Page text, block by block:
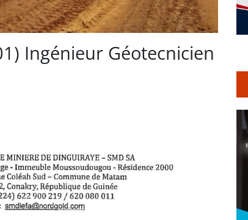
Ingénieur Géotecnicien